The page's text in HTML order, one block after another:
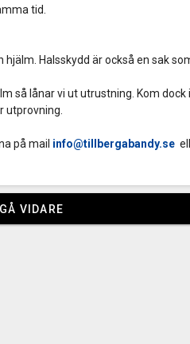
tid.
hjälm. Halsskydd är också en sak
så lånar vi ut utrustning. Kom dock
utprovning.
på mail info@tillbergabandy.se
GÅ VIDARE